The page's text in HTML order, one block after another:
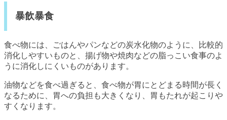
暴飲暴食
食べ物には、ごはんやパンなどの炭水化物のように、比較的
消化しやすいものと、揚げ物や焼肉などの脂っこい食事のよ
うに消化しにくいものがあります。
油物などを食べ過ぎると、食べ物が胃にとどまる時間が長く
なるために、胃への負担も大きくなり、胃もたれが起こりや
すくなります。